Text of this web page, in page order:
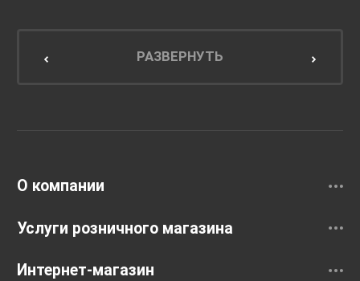
Мебель для кухниРАЗВЕРНУТЬ
О компании
Услуги розничного магазина
Интернет-магазин